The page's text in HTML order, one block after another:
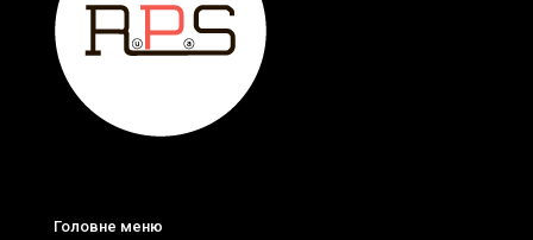
Головне меню